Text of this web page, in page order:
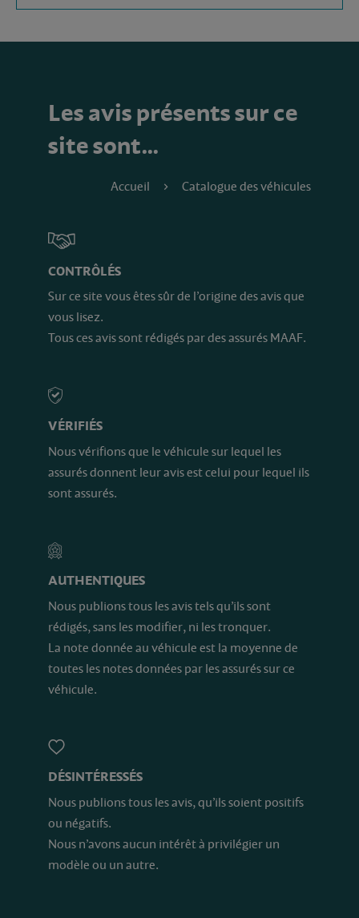
Les avis présents sur ce
site sont…
Accueil Catalogue des véhicules
CONTRÔLÉS
Sur ce site vous êtes sûr de l’origine des avis que
vous lisez.
Tous ces avis sont rédigés par des assurés MAAF.
VÉRIFIÉS
Nous vérifions que le véhicule sur lequel les
assurés donnent leur avis est celui pour lequel ils
sont assurés.
AUTHENTIQUES
Nous publions tous les avis tels qu’ils sont
rédigés, sans les modifier, ni les tronquer.
La note donnée au véhicule est la moyenne de
toutes les notes données par les assurés sur ce
véhicule.
DÉSINTÉRESSÉS
Nous publions tous les avis, qu’ils soient positifs
ou négatifs.
Nous n’avons aucun intérêt à privilégier un
modèle ou un autre.